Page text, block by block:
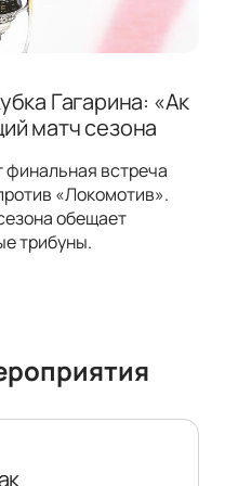
Гагарина: «Ак
матч сезона
финальная встреча
«Локомотив».
обещает
трибуны.